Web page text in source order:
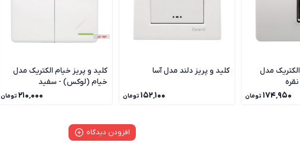
مدل
۱۷۴٬۹۵۰ تومان
کلید و پریز دلند مدل آسا
۱۵۲٬۱۰۰ تومان
کلید و پریز خیام الکتریک مدل
خیام (لوکس) - سفید
۲۱۰٬۰۰۰ تومان
افزودن دیدگاه